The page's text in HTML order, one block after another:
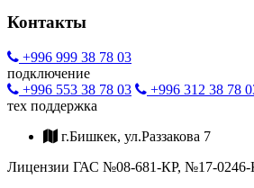
Контакты
+996 999 38 78 03
подключение
+996 553 38 78 03
+996 312 38 78
тех поддержка
г.Бишкек, ул.Раззакова 7
Лицензии ГАС №08-681-КР, №17-